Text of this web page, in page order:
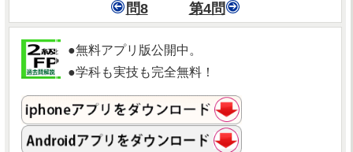
問8 第4問
●無料アプリ版公開中。
●学科も実技も完全無料！